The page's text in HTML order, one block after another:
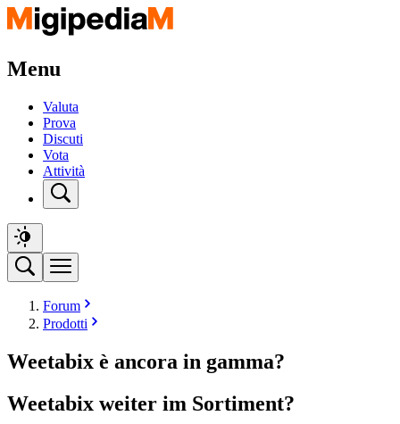
Menu
Valuta
Prova
Discuti
Vota
Attività
Forum
Prodotti
Weetabix è ancora in gamma?
Weetabix weiter im Sortiment?